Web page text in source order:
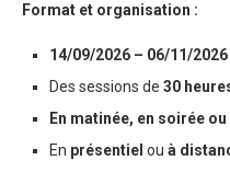
Format et organisation :
14/09/2026 – 06/11/2026
Des sessions de 30
En matinée, en soirée
En présentiel ou à